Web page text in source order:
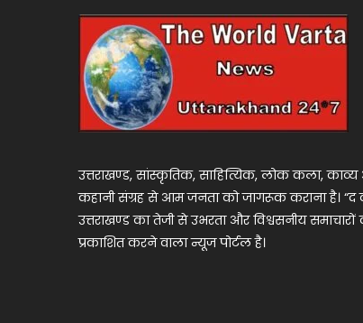
उत्तराखण्ड, सांस्कृतिक, साहित्यिक, लोक कला,
कहानी संग्रह से आम जनता को जागरूक कराना है। “द
उत्तराखण्ड का तेजी से उभरता और विश्वसनीय समाचारों
प्रकाशित करने वाला न्यूज पोर्टल है।